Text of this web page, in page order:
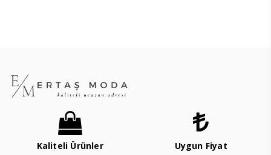
Kaliteli Ürünler
Uygun Fiyat